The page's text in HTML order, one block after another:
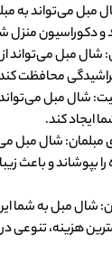
مبل می‌تواند به
دکوراسیون منزل
مبل می‌تواند از
محافظت
شال مبل
ایجاد کند.
شال مبل
بپوشاند و باعث
شال مبل به شما
هزینه، تنوعی